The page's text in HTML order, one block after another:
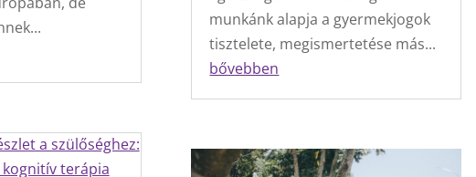
munkánk alapja a gyermekjogok
tisztelete, megismertetése más...
bővebben